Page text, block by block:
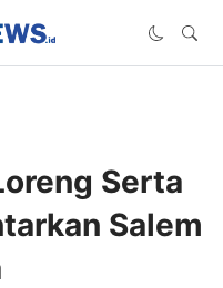
Serta
Salem